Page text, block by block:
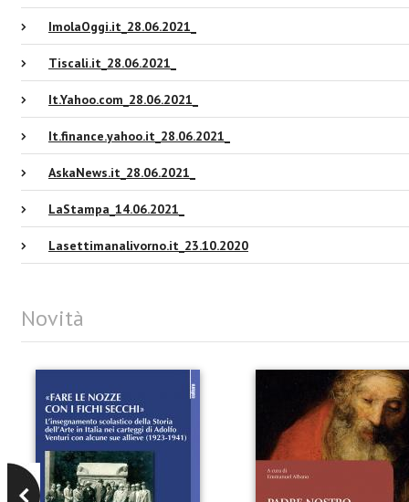
ImolaOggi.it_28.06.2021_
Tiscali.it_28.06.2021_
It.Yahoo.com_28.06.2021_
It.finance.yahoo.it_28.06.2021_
AskaNews.it_28.06.2021_
LaStampa_14.06.2021_
Lasettimanalivorno.it_23.10.2020
Novità